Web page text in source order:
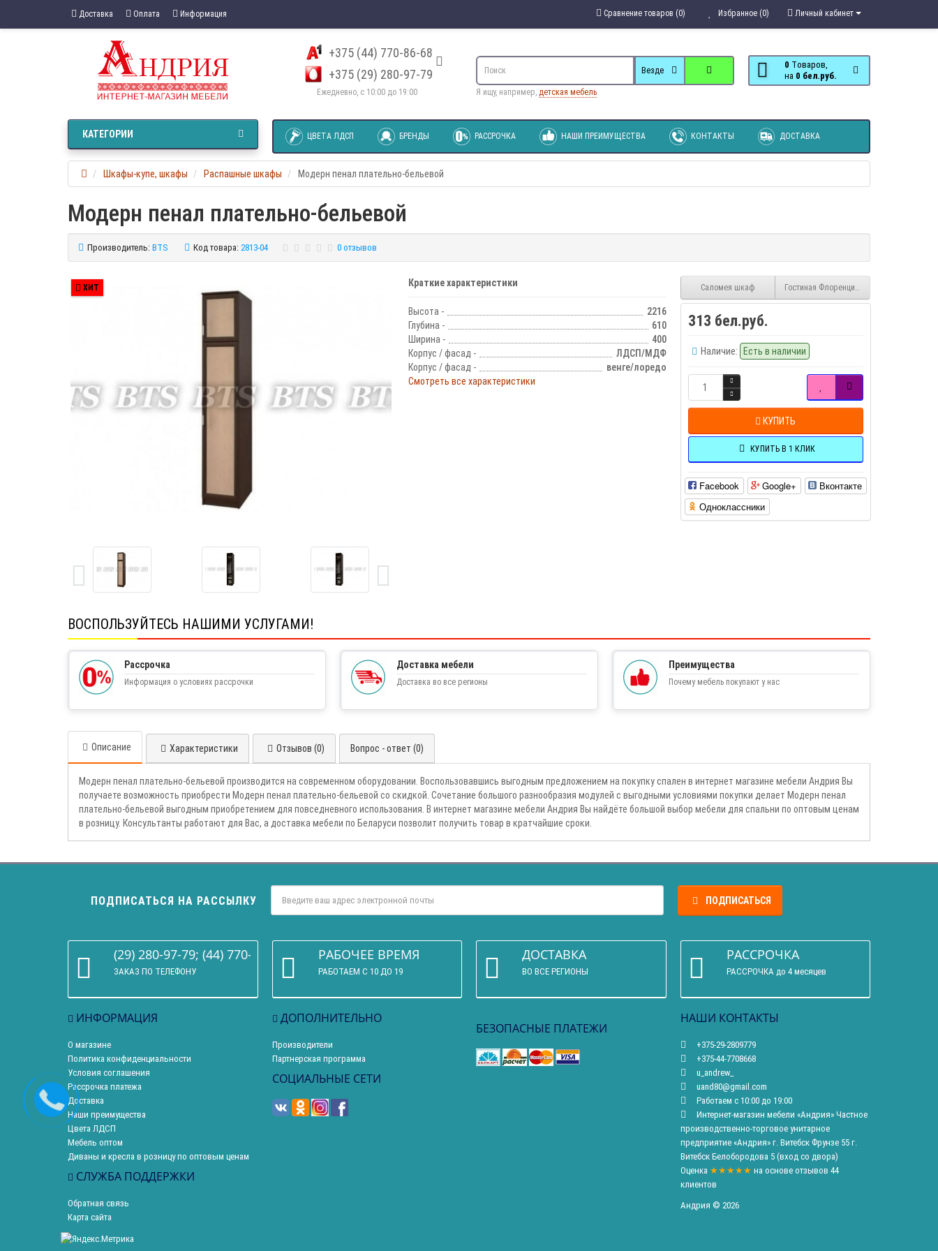
Доставка Оплата Информация Личный кабинет
Избранное (0)
Сравнение товаров (0)
+375 (44) 770-86-68
+375 (29) 280-97-79
Ежедневно, с 10:00 до 19:00
0 Tоваров,
на
0 бел.руб.
Везде
Я ищу, например, детская мебель
ЦВЕТА ЛДСП БРЕНДЫ РАССРОЧКА НАШИ ПРЕИМУЩЕСТВА КОНТАКТЫ ДОСТАВКА
КАТЕГОРИИ
Шкафы-купе, шкафы Распашные шкафы Модерн пенал плательно-бельевой
Модерн пенал плательно-бельевой
Производитель: BTS Код товара: 2813-04 0 отзывов
ХИТ Краткие характеристики
Высота -
2216
Глубина -
610
Ширина -
400
Корпус / фасад -
ЛДСП/МДФ
Корпус / фасад -
венге/лоредо
Смотреть все характеристики
Саломея шкаф Гостиная Флоренция шкаф
313 бел.руб.
Наличие: Есть в наличии
КУПИТЬ
КУПИТЬ В 1 КЛИК
Facebook Google+
Вконтакте
Одноклассники
ВОСПОЛЬЗУЙТЕСЬ НАШИМИ УСЛУГАМИ!
Рассрочка
Информация о условиях рассрочки
Доставка мебели
Доставка во все регионы
Преимущества
Почему мебель покупают у нас
Описание Характеристики Отзывов (0) Вопрос - ответ (0)
Модерн пенал плательно-бельевой производится на современном оборудовании. Воспользовавшись выгодным предложением на покупку спален в интернет магазине мебели Андрия Вы
получаете возможность приобрести Модерн пенал плательно-бельевой со скидкой. Сочетание большого разнообразия модулей с выгодными условиями покупки делает Модерн пенал
плательно-бельевой выгодным приобретением для повседневного использования. В интернет магазине мебели Андрия Вы найдёте большой выбор мебели для спальни по оптовым ценам
в розницу. Консультанты работают для Вас, а доставка мебели по Беларуси позволит получить товар в кратчайшие сроки.
ПОДПИСАТЬСЯ НА РАССЫЛКУ ПОДПИСАТЬСЯ
(29) 280-97-79; (44) 770-86-68
ЗАКАЗ ПО ТЕЛЕФОНУ
РАБОЧЕЕ ВРЕМЯ
РАБОТАЕМ С 10 ДО 19
ДОСТАВКА
ВО ВСЕ РЕГИОНЫ
РАССРОЧКА
РАССРОЧКА до 4 месяцев
ИНФОРМАЦИЯ
О магазине
Политика конфиденциальности
Условия соглашения
Рассрочка платежа
Доставка
Наши преимущества
Цвета ЛДСП
Мебель оптом
Диваны и кресла в розницу по оптовым ценам
СЛУЖБА ПОДДЕРЖКИ
Обратная связь
Карта сайта
ДОПОЛНИТЕЛЬНО
Производители
Партнерская программа
СОЦИАЛЬНЫЕ СЕТИ
БЕЗОПАСНЫЕ ПЛАТЕЖИ
НАШИ КОНТАКТЫ
+375-29-2809779
+375-44-7708668
u_andrew_
uand80@gmail.com
Работаем с 10:00 до 19:00
Интернет-магазин мебели «Андрия» Частное
производственно-торговое унитарное
предприятие «Андрия» г. Витебск Фрунзе 55 г.
Витебск Белобородова 5 (вход со двора)
Оценка ★★★★★ на основе отзывов 44
клиентов
Андрия © 2026